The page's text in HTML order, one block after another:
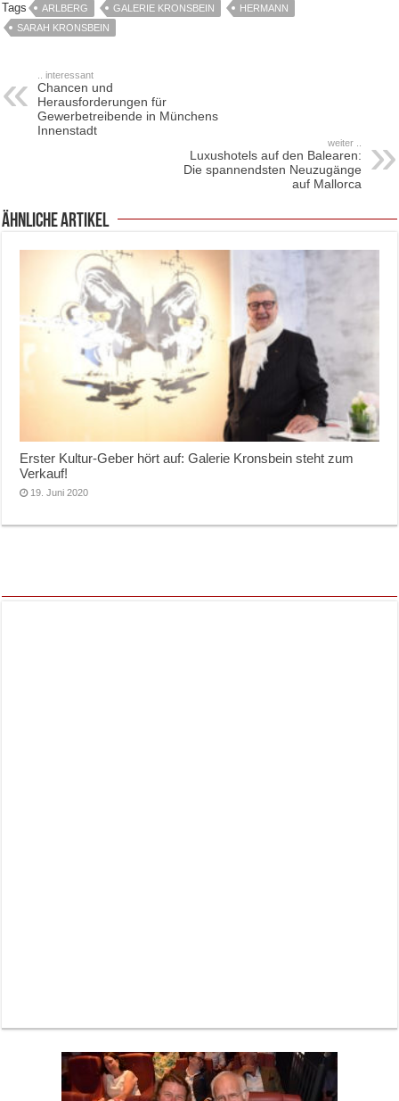
Tags ARLBERG GALERIE KRONSBEIN
HERMANN
SARAH KRONSBEIN
.. interessant
Chancen und
Herausforderungen für
Gewerbetreibende in Münchens
Innenstadt
weiter ..
Luxushotels auf den Balearen:
Die spannendsten Neuzugänge
auf Mallorca
ähnliche Artikel
Erster Kultur-Geber hört auf: Galerie Kronsbein steht zum
Verkauf!
19. Juni 2020